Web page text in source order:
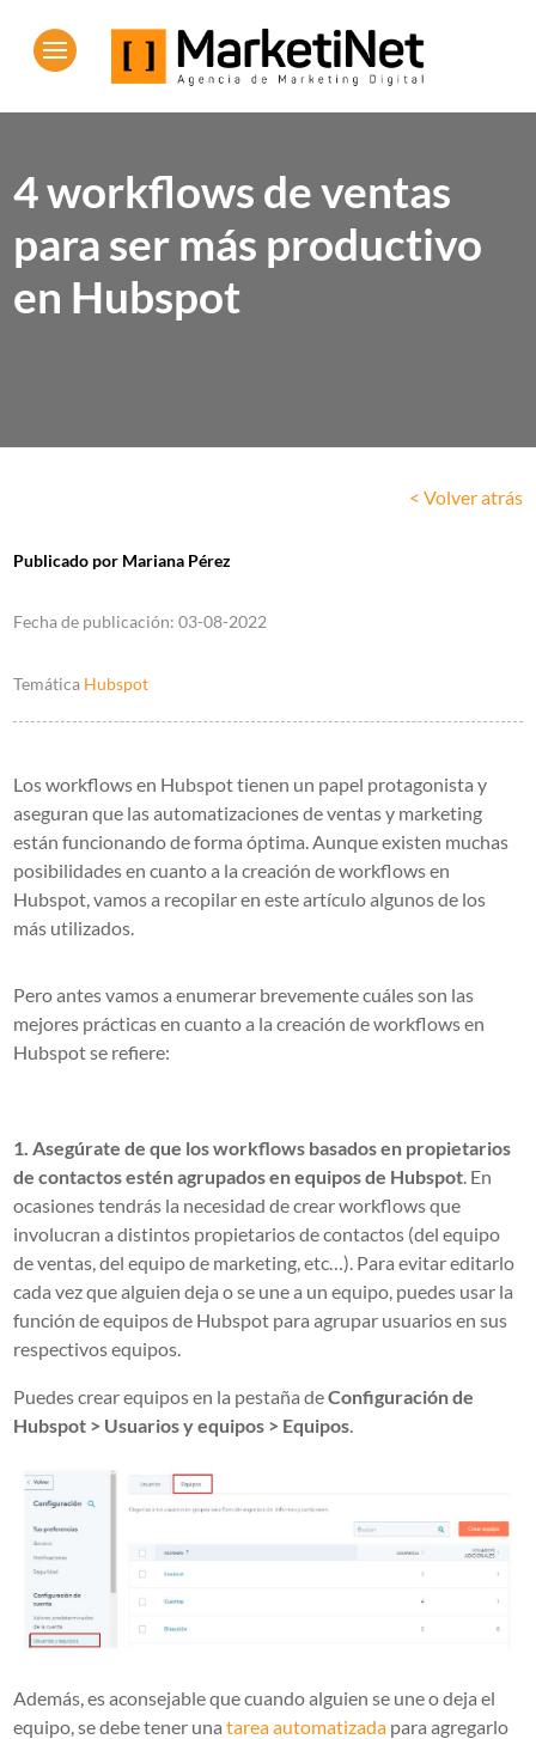
4 workflows de ventas
para ser más productivo
en Hubspot
< Volver atrás
Publicado por Mariana Pérez
Fecha de publicación:03-08-2022
Temática Hubspot
Los workflows en Hubspot tienen un papel protagonista y
aseguran que las automatizaciones de ventas y marketing
están funcionando de forma óptima. Aunque existen muchas
posibilidades en cuanto a la creación de workflows en
Hubspot, vamos a recopilar en este artículo algunos de los
más utilizados.
Pero antes vamos a enumerar brevemente cuáles son las
mejores prácticas en cuanto a la creación de workflows en
Hubspot se refiere:
1. Asegúrate de que los workflows basados en propietarios
de contactos estén agrupados en equipos de Hubspot. En
ocasiones tendrás la necesidad de crear workflows que
involucran a distintos propietarios de contactos (del equipo
de ventas, del equipo de marketing, etc…). Para evitar editarlo
cada vez que alguien deja o se une a un equipo, puedes usar la
función de equipos de Hubspot para agrupar usuarios en sus
respectivos equipos.
Puedes crear equipos en la pestaña deConfiguración de
Hubspot > Usuarios yequipos > Equipos.
Además, es aconsejable que cuando alguien se une o deja el
equipo, se debe tener unatarea automatizada para agregarlo